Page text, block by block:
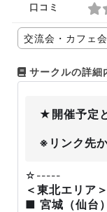
口コミ
交流会・カフェ会
サークルの詳細
★開催予定
※リンク先
☆-----
＜東北エリア＞
■ 宮城（仙台）